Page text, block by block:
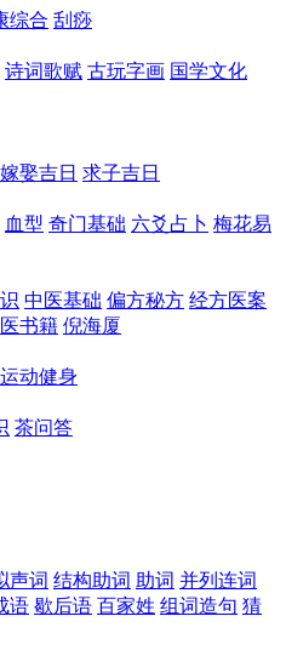
综合 刮痧
诗词歌赋 古玩字画 国学文化
嫁娶吉日 求子吉日
血型 奇门基础 六爻占卜 梅花易
中医基础 偏方秘方 经方医案
书籍 倪海厦
运动健身
茶问答
声词 结构助词 助词 并列连词
语 歇后语 百家姓 组词造句 猜